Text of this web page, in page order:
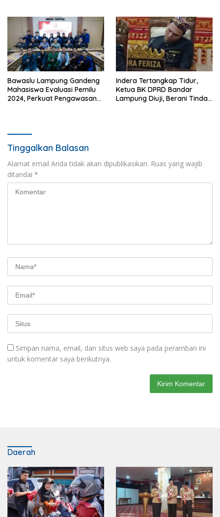
Bawaslu Lampung Gandeng
Mahasiswa Evaluasi Pemilu
2024, Perkuat Pengawasan
Indera Tertangkap Tidur,
Ketua BK DPRD Bandar
Lampung Diuji, Berani Tindak
Tinggalkan Balasan
Alamat email Anda tidak akan dipublikasikan. Ruas yang wajib
ditandai *
Simpan nama, email, dan situs web saya pada peramban ini
untuk komentar saya berikutnya.
Daerah